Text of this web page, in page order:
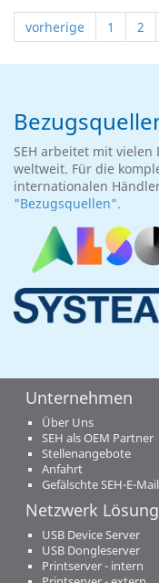
vorherige 1 2
SEH arbeitet mit
weltweit. Für die
internationalen
"Bezugsquellen".
Unternehmen
Über Uns
SEH als OEM Partner
Stellenangebote
Anfahrt
Gefälschte SEH-E-
Netzwerk
USB Device Server
USB Dongleserver
Printserver - intern